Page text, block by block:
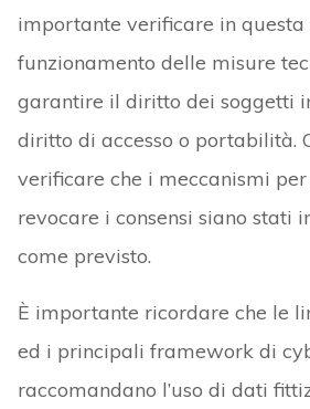
importante verificare in questa
funzionamento delle misure
garantire il diritto dei soggetti
diritto di accesso o portabilità.
verificare che i meccanismi
revocare i consensi siano stati
come previsto.
È importante ricordare che le
ed i principali framework di
raccomandano l’uso di dati